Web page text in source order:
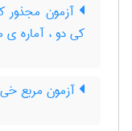
آزمون مجذور
کی دو ، آماره
آزمون مربع خی